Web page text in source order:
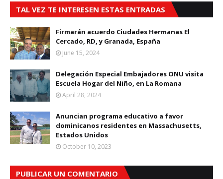
TAL VEZ TE INTERESEN ESTAS ENTRADAS
Firmarán acuerdo Ciudades Hermanas El
Cercado, RD, y Granada, España
June 15, 2024
Delegación Especial Embajadores ONU visita
Escuela Hogar del Niño, en La Romana
April 28, 2024
Anuncian programa educativo a favor
dominicanos residentes en Massachusetts,
Estados Unidos
October 10, 2023
PUBLICAR UN COMENTARIO